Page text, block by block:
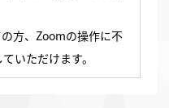
方、Zoomの操作に不
いただけます。